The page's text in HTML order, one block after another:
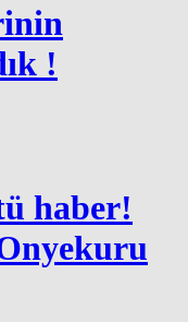
!
haber!